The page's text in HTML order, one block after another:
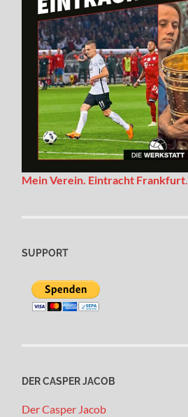
Mein Verein. Eintracht Frankfurt.
SUPPORT
DER CASPER JACOB
Der Casper Jacob